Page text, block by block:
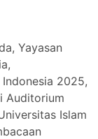
Yayasan
2025,
Auditorium
Islam